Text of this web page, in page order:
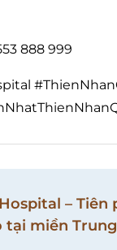
888 999
– Tiên
tại miền Trung